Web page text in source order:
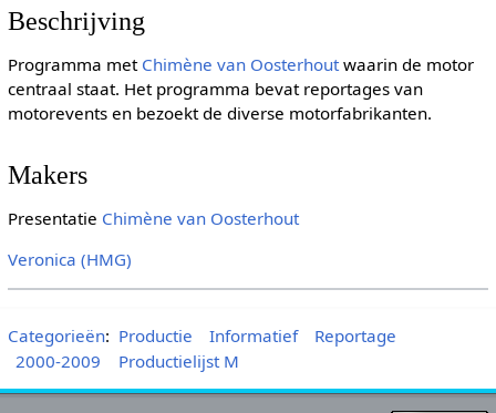
Beschrijving
Programma met Chimène van Oosterhoutwaarin de motor
centraal staat. Het programma bevat reportages van
motorevents en bezoekt de diverse motorfabrikanten.
Makers
Presentatie Chimène van Oosterhout
Veronica (HMG)
Categorieën: Productie Informatief
Reportage
2000-2009
Productielijst M